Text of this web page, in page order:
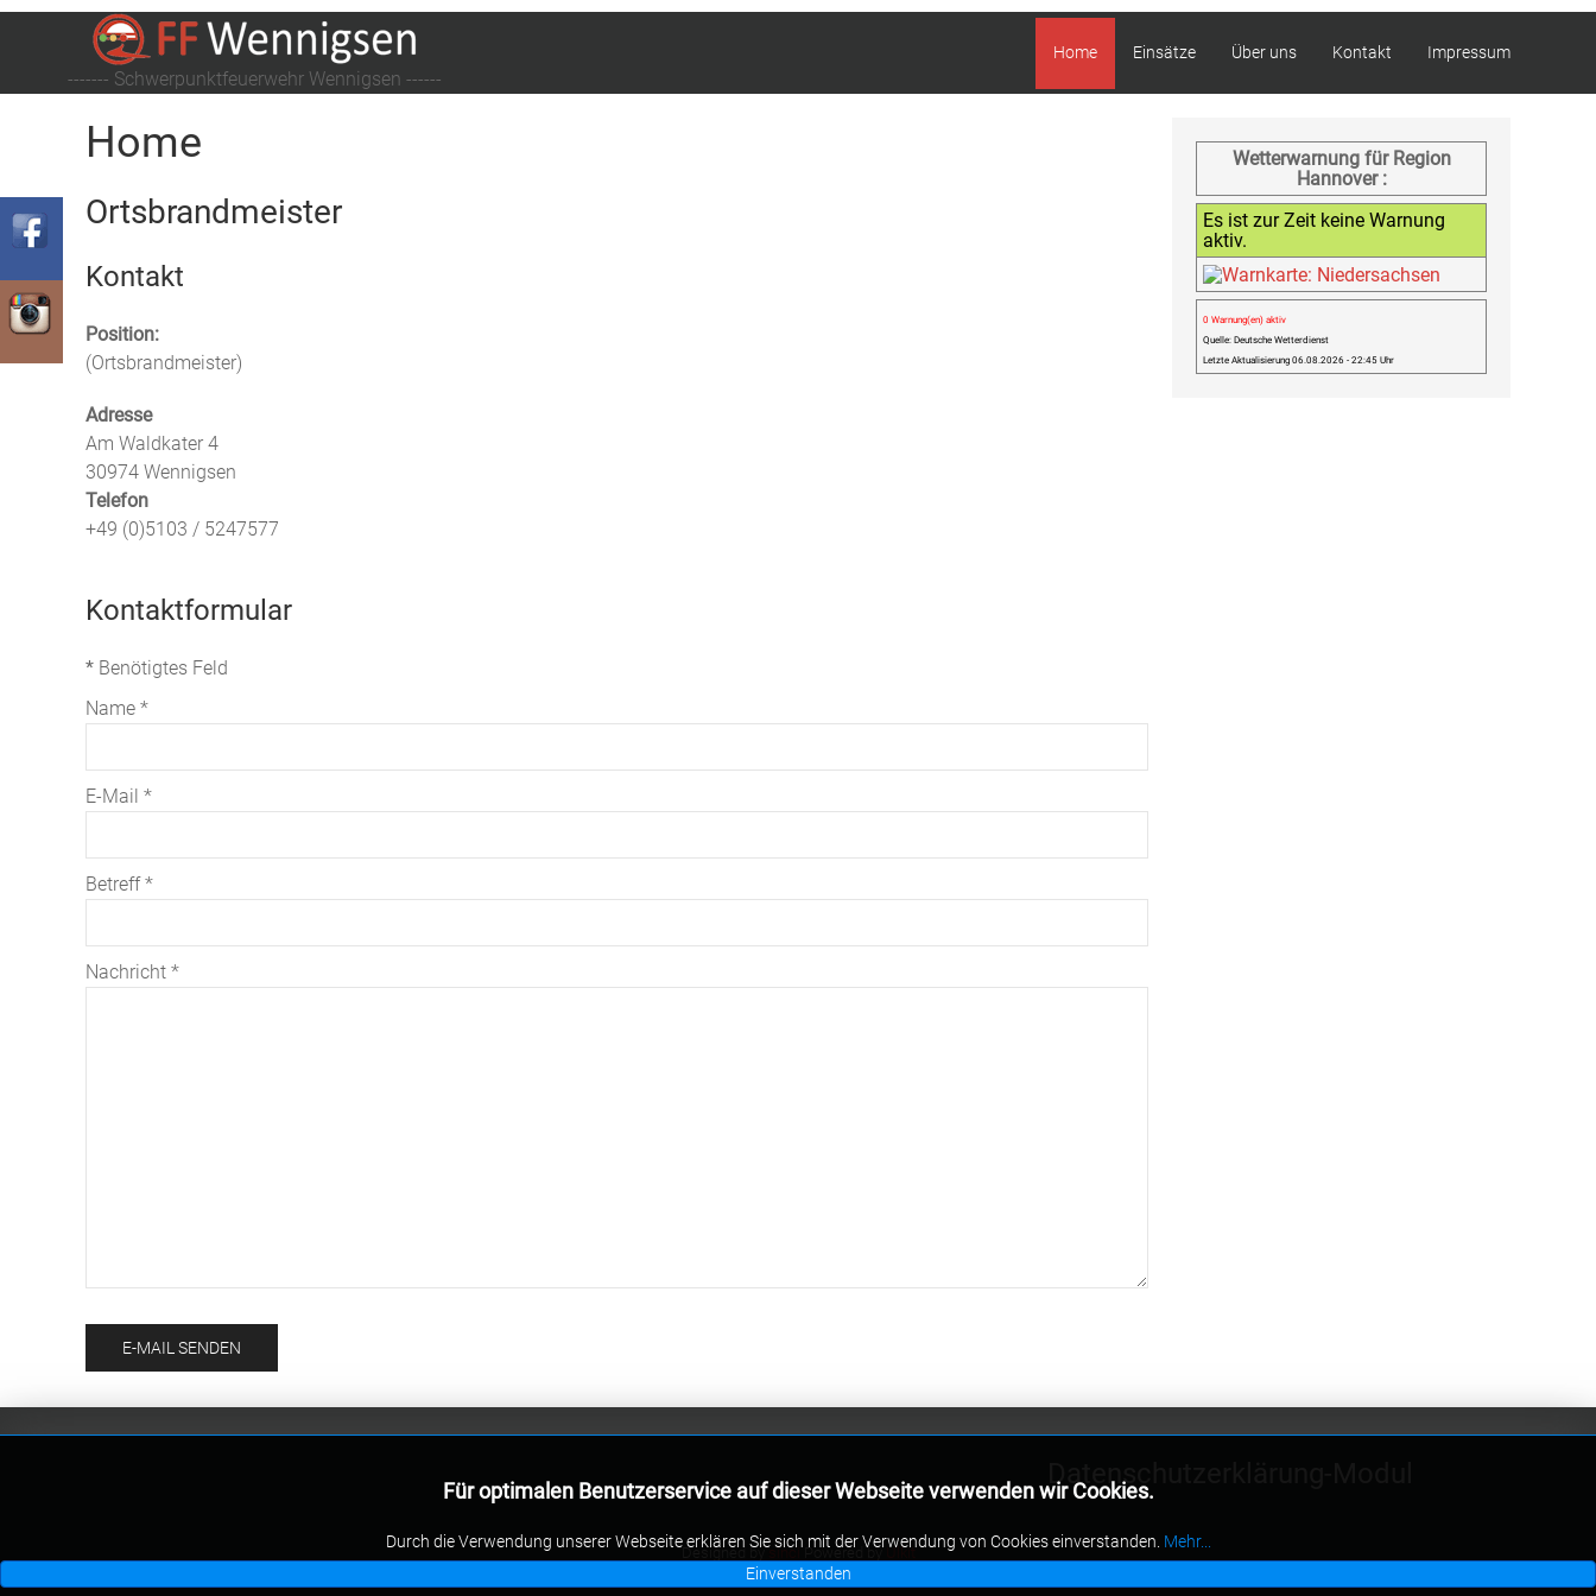
------- Schwerpunktfeuerwehr Wennigsen ------
Home Einsätze Über uns Kontakt Impressum
Home
Ortsbrandmeister
Kontakt
Position:
(Ortsbrandmeister)
Adresse
Am Waldkater 4
30974 Wennigsen
Telefon
+49 (0)5103 / 5247577
Kontaktformular
* Benötigtes Feld
Name *
E-Mail *
Betreff*
Nachricht *
E-MAIL SENDEN
Wetterwarnung für Region
Hannover :
Es ist zur Zeit keine Warnung
aktiv.
0 Warnung(en) aktiv
Quelle: Deutsche Wetterdienst
Letzte Aktualisierung 06.08.2026 - 22:45 Uhr
Datenschutzerklärung-Modul
Für optimalen Benutzerservice auf dieser Webseite verwenden wir Cookies.
Durch die Verwendung unserer Webseite erklären Sie sich mit der Verwendung von Cookies einverstanden. Mehr...
Einverstanden
Designed bysinci Powered by Ulkit